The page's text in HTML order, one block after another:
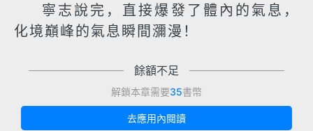
寧志說完，直接爆發了體內的氣息，
化境巔峰的氣息瞬間瀰漫！
餘額不足
解鎖本章需要35書幣
去應用內閱讀